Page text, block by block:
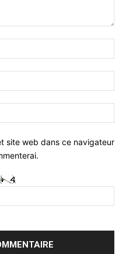
:*
:*
:
site web dans ce navigateur